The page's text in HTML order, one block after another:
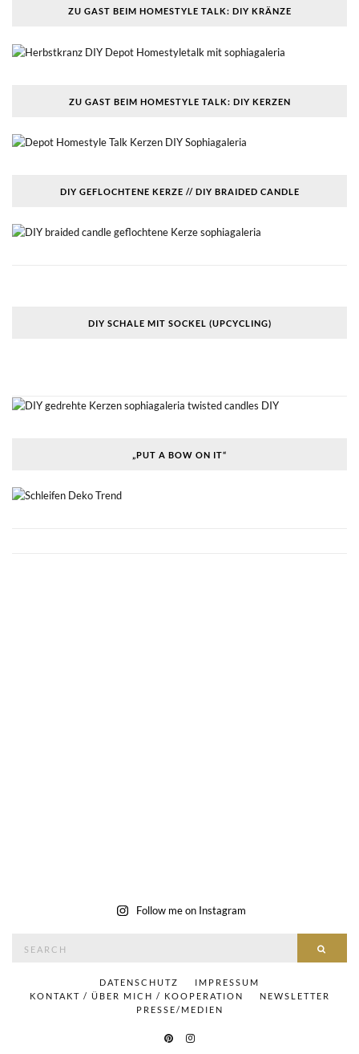
ZU GAST BEIM HOMESTYLE TALK: DIY KRÄNZE
ZU GAST BEIM HOMESTYLE TALK: DIY KERZEN
DIY GEFLOCHTENE KERZE // DIY BRAIDED CANDLE
DIY SCHALE MIT SOCKEL (UPCYCLING)
„PUT A BOW ON IT“
Follow me on Instagram
DATENSCHUTZ
IMPRESSUM
KONTAKT / ÜBER MICH / KOOPERATION
NEWSLETTER
PRESSE/MEDIEN